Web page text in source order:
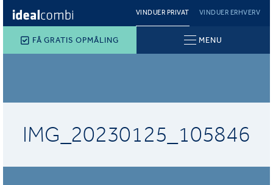
VINDUER PRIVAT VINDUER ERHVERV
FÅ GRATIS OPMÅLING MENU
IMG_20230125_105846